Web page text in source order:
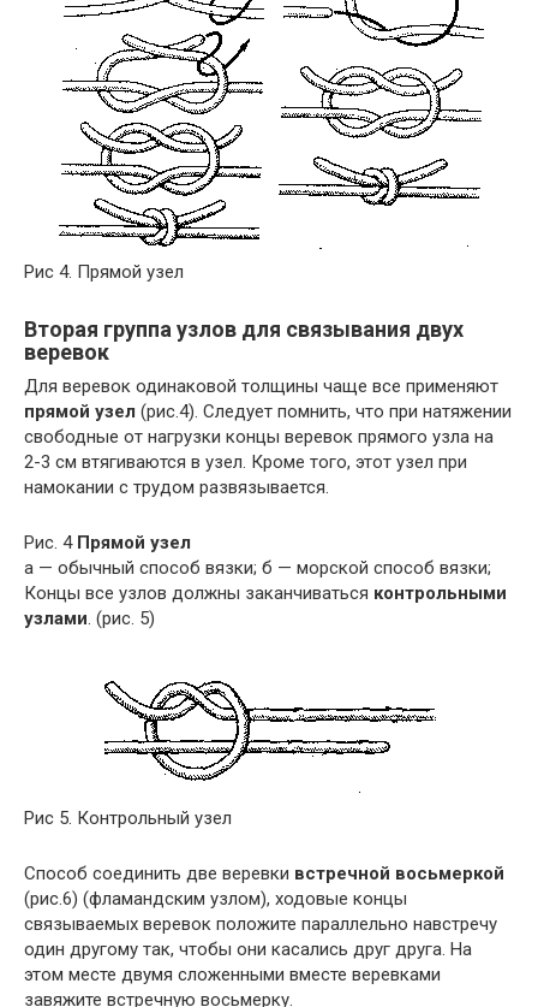
Рис 4. Прямой узел
Вторая группа узлов для связывания двух
веревок
Для веревок одинаковой толщины чаще все применяют
прямой узел (рис.4). Следует помнить, что при натяжении
свободные от нагрузки концы веревок прямого узла на
2-3 см втягиваются в узел. Кроме того, этот узел при
намокании с трудом развязывается.
Рис. 4 Прямой узел
а — обычный способ вязки; б — морской способ вязки;
Концы все узлов должны заканчиваться контрольными
узлами. (рис. 5)
Рис 5. Контрольный узел
Способ соединить две веревки встречной восьмеркой
(рис.6) (фламандским узлом), ходовые концы
связываемых веревок положите параллельно навстречу
один другому так, чтобы они касались друг друга. На
этом месте двумя сложенными вместе веревками
завяжите встречную восьмерку.